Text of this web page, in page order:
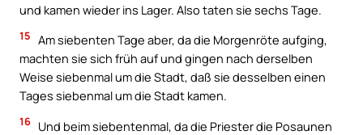
und kamen wieder ins Lager. Also taten sie sechs Tage.
15 Am siebenten Tage aber, da die Morgenröte aufging,
machten sie sich früh auf und gingen nach derselben
Weise siebenmal um die Stadt, daß sie desselben einen
Tages siebenmal um die Stadt kamen.
16 Und beim siebentenmal, da die Priester die Posaunen